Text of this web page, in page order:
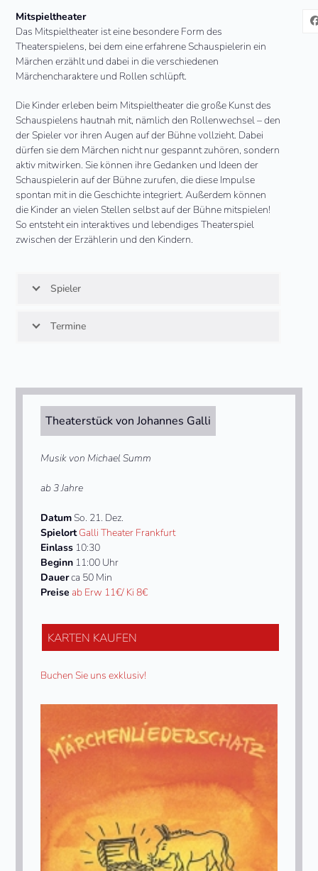
Mitspieltheater
Das Mitspieltheater ist eine besondere Form des
Theaterspielens, bei dem eine erfahrene Schauspielerin ein
Märchen erzählt und dabei in die verschiedenen
Märchencharaktere und Rollen schlüpft.
Die Kinder erleben beim Mitspieltheater die große Kunst des
Schauspielens hautnah mit, nämlich den Rollenwechsel – den
der Spieler vor ihren Augen auf der Bühne vollzieht. Dabei
dürfen sie dem Märchen nicht nur gespannt zuhören, sondern
aktiv mitwirken. Sie können ihre Gedanken und Ideen der
Schauspielerin auf der Bühne zurufen, die diese Impulse
spontan mit in die Geschichte integriert. Außerdem können
die Kinder an vielen Stellen selbst auf der Bühne mitspielen!
So entsteht ein interaktives und lebendiges Theaterspiel
zwischen der Erzählerin und den Kindern.
Spieler
Termine
Theaterstück von Johannes Galli
Musik von Michael Summ
ab 3 Jahre
DatumSo. 21. Dez.
SpielortGalli Theater Frankfurt
Einlass 10:30
Beginn 11:00 Uhr
Dauerca 50 Min
Preise ab Erw 11€/ Ki 8€
KARTEN KAUFEN
Buchen Sie uns exklusiv!